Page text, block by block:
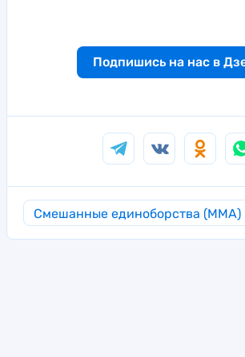
Подпишись на нас в
Смешанные единоборства (MMA)